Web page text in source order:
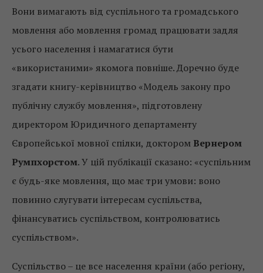
Вони вимагають від суспільного та громадського
мовлення або мовлення громад працювати задля
усього населення і намагатися бути
«використаними» якомога повніше. Доречно буде
згадати книгу-керівництво «Модель закону про
публічну службу мовлення», підготовлену
директором Юридичного департаменту
Європейської мовної спілки, доктором Вернером
Румпхорстом. У цій публікації сказано: «суспільним
є будь-яке мовлення, що має три умови: воно
повинно слугувати інтересам суспільства,
фінансуватись суспільством, контролюватись
суспільством».
Суспільство – це все населення країни (або регіону,